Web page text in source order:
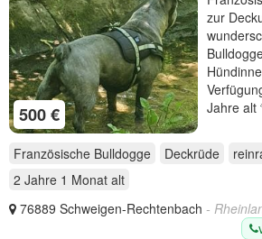
500 €
zur
Jahre alt
Französische Bulldogge Deckrüde
2 Jahre 1 Monat alt
76889 Schweigen-Rechtenbach -